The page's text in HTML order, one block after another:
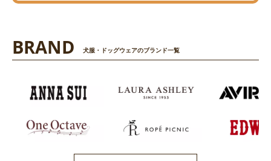
BRAND 犬服・ドッグウェアのブランド一覧